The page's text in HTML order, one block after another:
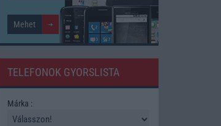
TELEFONOK GYORSLISTA
Márka :